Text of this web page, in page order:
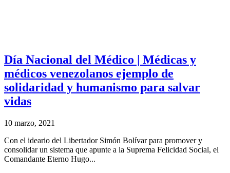
Día Nacional del Médico | Médicas y
médicos venezolanos ejemplo de
solidaridad y humanismo para salvar
vidas
10 marzo, 2021
Con el ideario del Libertador Simón Bolívar para promover y
consolidar un sistema que apunte a la Suprema Felicidad Social, el
Comandante Eterno Hugo...